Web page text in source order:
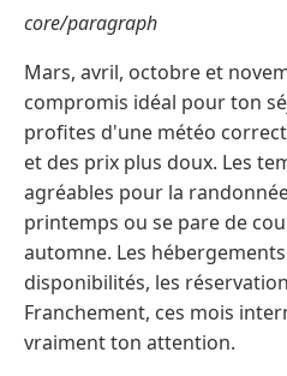
core/paragraph
Mars, avril, octobre et
compromis idéal pour ton
profites d'une météo
et des prix plus doux. Les
agréables pour la
printemps ou se pare de
automne. Les
disponibilités, les
Franchement, ces mois
vraiment ton attention.